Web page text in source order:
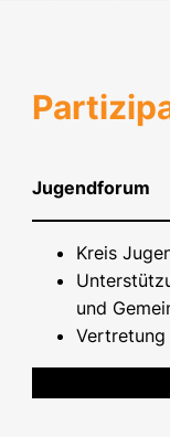
Jugendforum
Kreis
und